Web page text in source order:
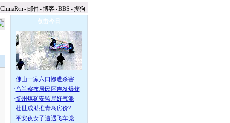
ChinaRen-邮件-博客-BBS -搜狗
点击今日
·佛山一家六口惨遭杀害
·乌兰察布居民区连发爆炸
·忻州煤矿安监局好气派
·杜世成助推青岛房价?
·平安夜女子遭遇飞车党